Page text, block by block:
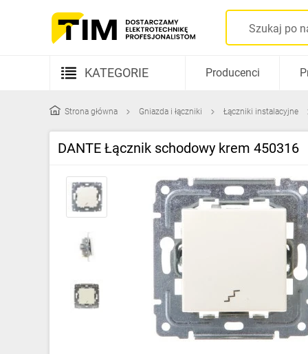
KATEGORIE
Kable i przewody
Rozdzielnice i obudowy
Elementy prowadzenia kabli
Fotowoltaika
Gniazda i łączniki
Oprawy oświetleniowe
Producenci
Strona główna Gniazda i łączniki Łączniki instalacyjne
DANTE Łącznik schodowy krem 450316